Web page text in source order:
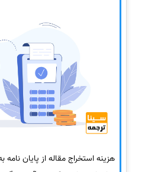
هزینه استخراج مقاله از پایان نامه